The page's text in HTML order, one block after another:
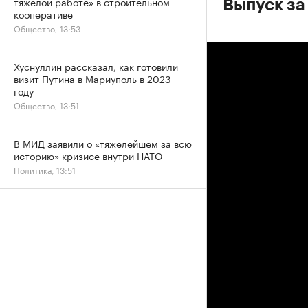
Выпуск
кооперативе
Общество, 13:53
Хуснуллин рассказал, как готовили
визит Путина в Мариуполь в 2023
году
Общество, 13:51
В МИД заявили о «тяжелейшем за всю
историю» кризисе внутри НАТО
Политика, 13:51